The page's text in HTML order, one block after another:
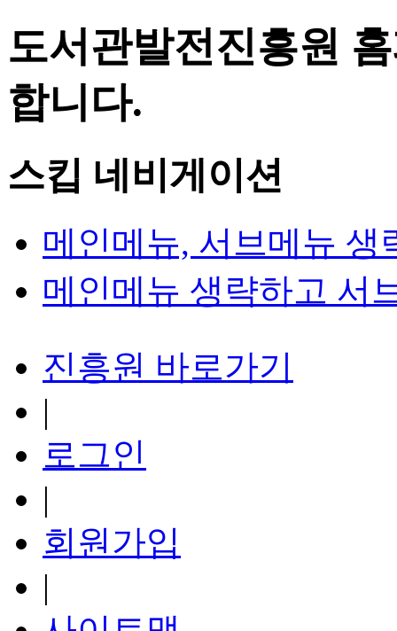
도서관발전진흥원
합니다.
스킵 네비게이션
메인메뉴, 서브메뉴 생
메인메뉴 생략하고 서
진흥원 바로가기
|
로그인
|
회원가입
|